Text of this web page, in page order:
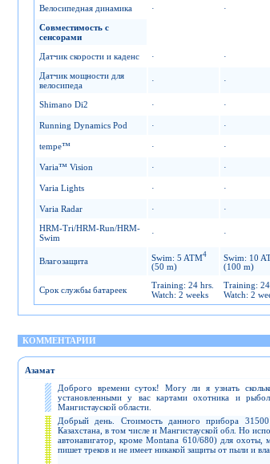
Велосипедная динамика · ·
Совместимость с
сенсорами
Датчик скорости и каденс
· ·
Датчик мощности для
велосипеда
· ·
Shimano Di2 · ·
Running Dynamics Pod · ·
tempe™ · ·
Varia™ Vision · ·
Varia Lights · ·
Varia Radar · ·
HRM-Tri/HRM-Run/HRM-
Swim
· ·
Влагозащита Swim: 5 ATM4
(50 m)
Swim: 10
(100 m)
Срок службы батареек
Training: 24 hrs.
Watch: 2 weeks
Training: 24
Watch: 2
КОММЕНТАРИИ
Азамат
Доброго времени суток! Могу ли я узнать
установленными у вас картами охотника и
Мангистауской области.
Добрый день. Стоимость данного прибора
Казахстана, в том числе и Мангистауской обл. Но
автонавигатор, кроме Montana 610/680) для охоты,
пишет треков и не имеет никакой защиты от пыли и